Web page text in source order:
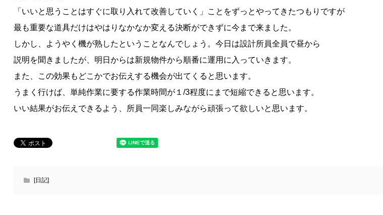
「いいと思うことはすぐに取り入れて改善していく」ことをずっとやってきたつもりですが
最も重要な道具だけはやはりなかなか変える決断ができずに今まで来ました。
しかし、ようやく機が熟したということなんでしょう。今日は設計所員全員で昼から
説明を聞きましたが、明日からは新規物件から順番に運用に入っていきます。
また、この効果もどこかでお伝えする機会が出てくると思います。
うまく行けば、単純作業に要する作業時間が１/3程度にまで短縮できると思います。
いい結果がお伝えできるよう、所員一同楽しみながら頑張って欲しいと思います。
[日記]